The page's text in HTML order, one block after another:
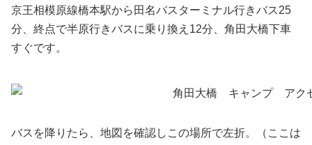
京王相模原線橋本駅から田名バスターミナル行きバス25
分、終点で半原行きバスに乗り換え12分、角田大橋下車
すぐです。
バスを降りたら、地図を確認しこの場所で左折。（ここは